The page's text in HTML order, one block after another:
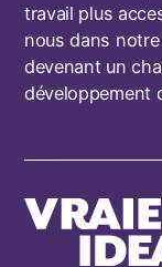
travail plus
nous dans
devenant un
développement